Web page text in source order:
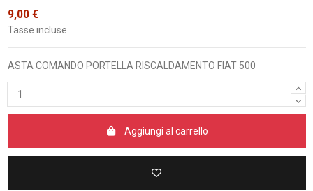
9,00 €
Tasse incluse
ASTA COMANDO PORTELLA RISCALDAMENTO FIAT 500
Aggiungi al carrello